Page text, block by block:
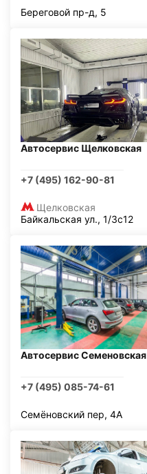
Береговой пр-д, 5
Автосервис Щелковская
+7 (495) 162-90-81
Щелковская
Байкальская ул., 1/3с12
Автосервис Семеновская
+7 (495) 085-74-61
Семёновский пер, 4А